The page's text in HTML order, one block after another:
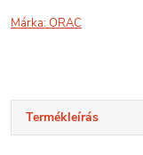
Márka:ORAC
Termékleírás